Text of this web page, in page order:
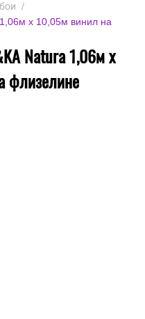
/
х 10,05м винил на
Natura 1,06м х
флизелине